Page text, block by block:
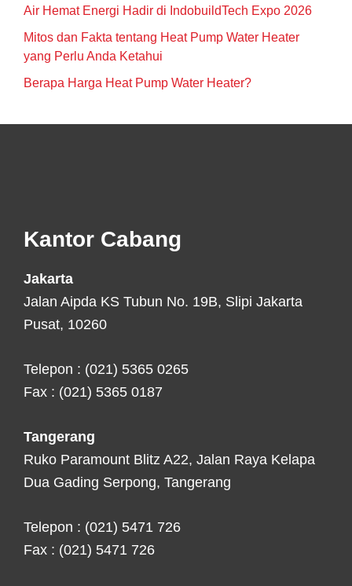
Air Hemat Energi Hadir di IndobuildTech Expo 2026
Mitos dan Fakta tentang Heat Pump Water Heater
yang Perlu Anda Ketahui
Berapa Harga Heat Pump Water Heater?
Kantor Cabang
Jakarta
Jalan Aipda KS Tubun No. 19B, Slipi Jakarta
Pusat, 10260
Telepon : (021) 5365 0265
Fax : (021) 5365 0187
Tangerang
Ruko Paramount Blitz A22, Jalan Raya Kelapa
Dua Gading Serpong, Tangerang
Telepon : (021) 5471 726
Fax : (021) 5471 726